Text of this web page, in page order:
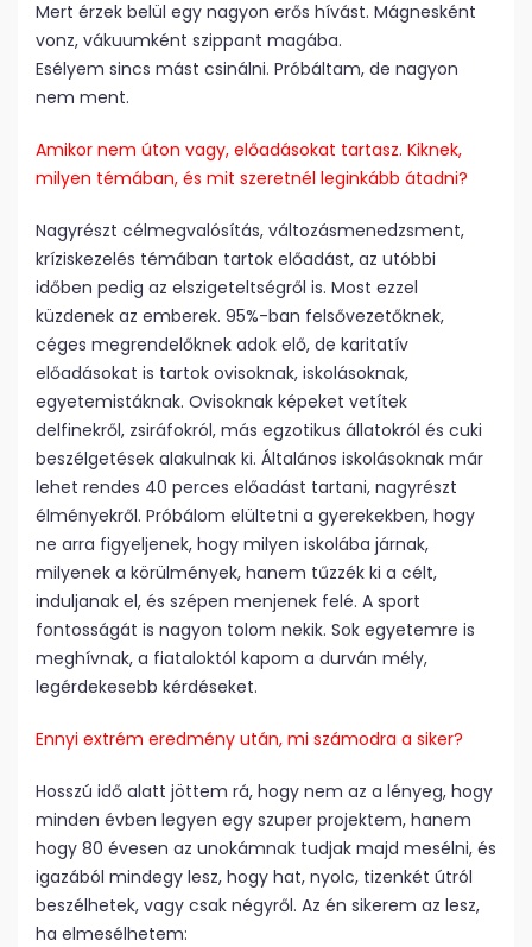
Mert érzek belül egy nagyon erős hívást. Mágnesként
vonz, vákuumként szippant magába.
Esélyem sincs mást csinálni. Próbáltam, de nagyon
nem ment.
Amikor nem úton vagy, előadásokat tartasz. Kiknek,
milyen témában, és mit szeretnél leginkább átadni?
Nagyrészt célmegvalósítás, változásmenedzsment,
kríziskezelés témában tartok előadást, az utóbbi
időben pedig az elszigeteltségről is. Most ezzel
küzdenek az emberek. 95%-ban felsővezetőknek,
céges megrendelőknek adok elő, de karitatív
előadásokat is tartok ovisoknak, iskolásoknak,
egyetemistáknak. Ovisoknak képeket vetítek
delfinekről, zsiráfokról, más egzotikus állatokról és cuki
beszélgetések alakulnak ki. Általános iskolásoknak már
lehet rendes 40 perces előadást tartani, nagyrészt
élményekről. Próbálom elültetni a gyerekekben, hogy
ne arra figyeljenek, hogy milyen iskolába járnak,
milyenek a körülmények, hanem tűzzék ki a célt,
induljanak el, és szépen menjenek felé. A sport
fontosságát is nagyon tolom nekik. Sok egyetemre is
meghívnak, a fiataloktól kapom a durván mély,
legérdekesebb kérdéseket.
Ennyi extrém eredmény után, mi számodra a siker?
Hosszú idő alatt jöttem rá, hogy nem az a lényeg, hogy
minden évben legyen egy szuper projektem, hanem
hogy 80 évesen az unokámnak tudjak majd mesélni, és
igazából mindegy lesz, hogy hat, nyolc, tizenkét útról
beszélhetek, vagy csak négyről. Az én sikerem az lesz,
ha elmesélhetem: